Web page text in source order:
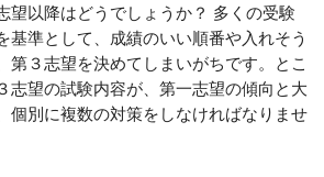
望以降はどうでしょうか？ 多くの受験
基準として、成績のいい順番や入れそう
第３志望を決めてしまいがちです。とこ
志望の試験内容が、第一志望の傾向と大
個別に複数の対策をしなければなりませ